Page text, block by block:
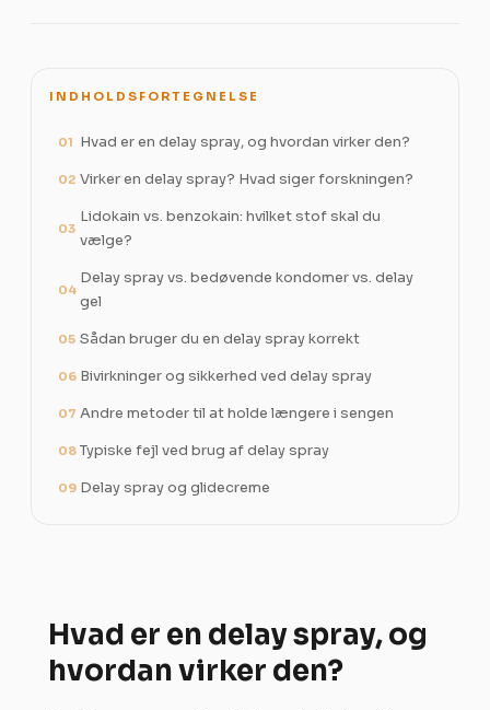
INDHOLDSFORTEGNELSE
01 Hvad er en delay spray, og hvordan virker den?
02 Virker en delay spray? Hvad siger forskningen?
03
Lidokain vs. benzokain: hvilket stof skal du
vælge?
04
Delay spray vs. bedøvende kondomer vs. delay
gel
05 Sådan bruger du en delay spray korrekt
06 Bivirkninger og sikkerhed ved delay spray
07 Andre metoder til at holde længere i sengen
08 Typiske fejl ved brug af delay spray
09 Delay spray og glidecreme
Hvad er en delay spray, og
hvordan virker den?